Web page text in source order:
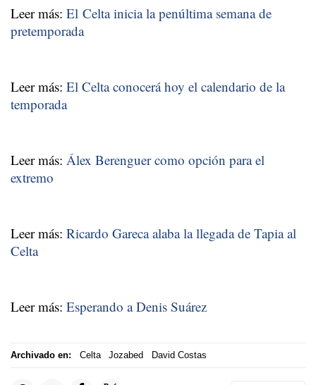
Leer más: El Celta inicia la penúltima semana de
pretemporada
Leer más: El Celta conocerá hoy el calendario de la
temporada
Leer más: Álex Berenguer como opción para el
extremo
Leer más: Ricardo Gareca alaba la llegada de Tapia al
Celta
Leer más: Esperando a Denis Suárez
Archivado en: Celta Jozabed David Costas